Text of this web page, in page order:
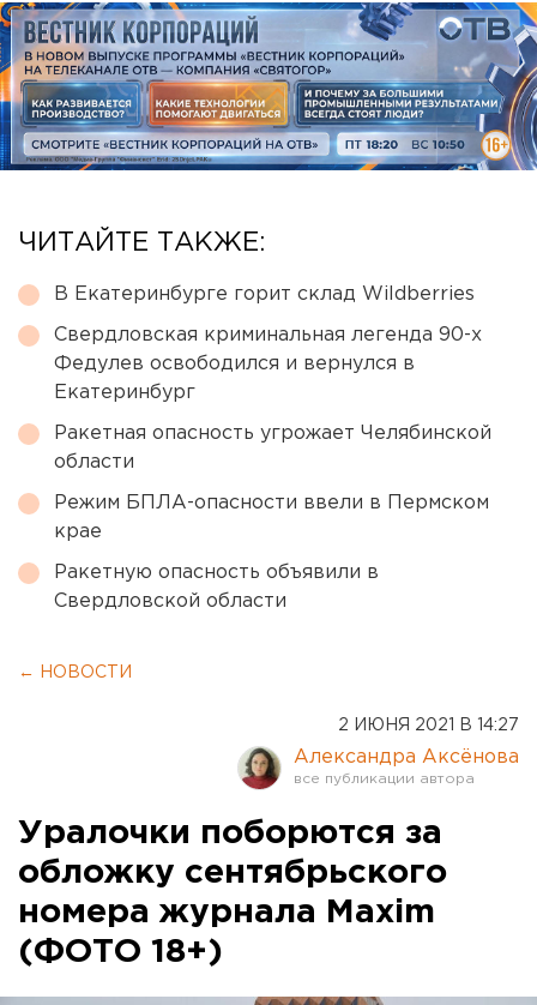
ЧИТАЙТЕ ТАКЖЕ:
В Екатеринбурге горит склад Wildberries
Свердловская криминальная легенда 90-х
Федулев освободился и вернулся в
Екатеринбург
Ракетная опасность угрожает Челябинской
области
Режим БПЛА-опасности ввели в Пермском
крае
Ракетную опасность объявили в
Свердловской области
← НОВОСТИ
2 ИЮНЯ 2021 В 14:27
Александра Аксёнова
Уралочки поборются за
обложку сентябрьского
номера журнала Maxim
(ФОТО 18+)